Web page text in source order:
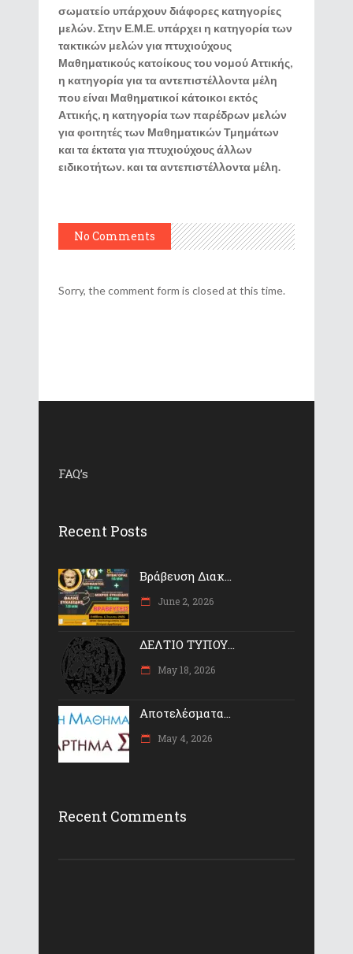
σωματείο υπάρχουν διάφορες κατηγορίες
μελών. Στην Ε.Μ.Ε. υπάρχει η κατηγορία των
τακτικών μελών για πτυχιούχους
Μαθηματικούς κατοίκους του νομού Αττικής,
η κατηγορία για τα αντεπιστέλλοντα μέλη
που είναι Μαθηματικοί κάτοικοι εκτός
Αττικής, η κατηγορία των παρέδρων μελών
για φοιτητές των Μαθηματικών Τμημάτων
και τα έκτατα για πτυχιούχους άλλων
ειδικοτήτων. και τα αντεπιστέλλοντα μέλη.
No Comments
Sorry, the comment form is closed at this time.
FAQ’s
Recent Posts
Βράβευση Διακ...
June 2, 2026
ΔΕΛΤΙΟ ΤΥΠΟΥ...
May 18, 2026
Αποτελέσματα...
May 4, 2026
Recent Comments